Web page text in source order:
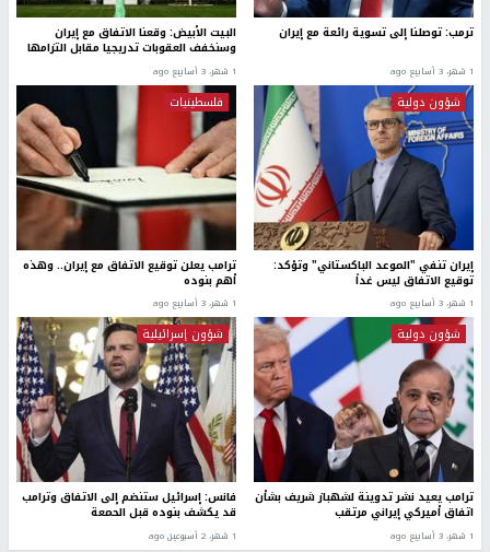
ترمب: توصلنا إلى تسوية رائعة مع إيران
1 شهر، 3 أسابيع ago
البيت الأبيض: وقعنا الاتفاق مع إيران
وسنخفف العقوبات تدريجيا مقابل التزامها
1 شهر، 3 أسابيع ago
شؤون دولية
إيران تنفي "الموعد الباكستاني" وتؤكد:
توقيع الاتفاق ليس غداً
1 شهر، 3 أسابيع ago
فلسطينيات
ترامب يعلن توقيع الاتفاق مع إيران.. وهذه
أهم بنوده
1 شهر، 3 أسابيع ago
شؤون دولية
ترامب يعيد نشر تدوينة لشهباز شريف بشأن
اتفاق أميركي إيراني مرتقب
1 شهر، 3 أسابيع ago
شؤون إسرائيلية
فانس: إسرائيل ستنضم إلى الاتفاق وترامب
قد يكشف بنوده قبل الحمعة
1 شهر، 2 أسبوعين ago